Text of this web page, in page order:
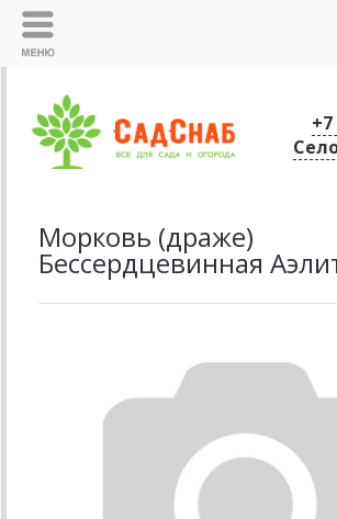
+7
Морковь (драже)
Бессердцевинная